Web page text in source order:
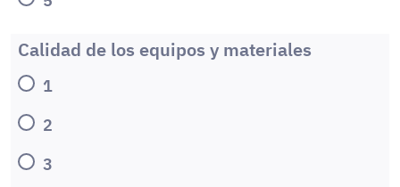
Calidad de los equipos y materiales
1
2
3